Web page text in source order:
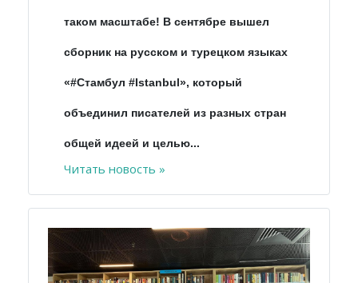
таком масштабе! В сентябре вышел
сборник на русском и турецком языках
«#Стамбул #Istanbul», который
объединил писателей из разных стран
общей идеей и целью...
Читать новость »